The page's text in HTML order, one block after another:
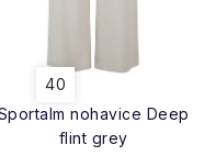
nohavice Deep
flint grey
40